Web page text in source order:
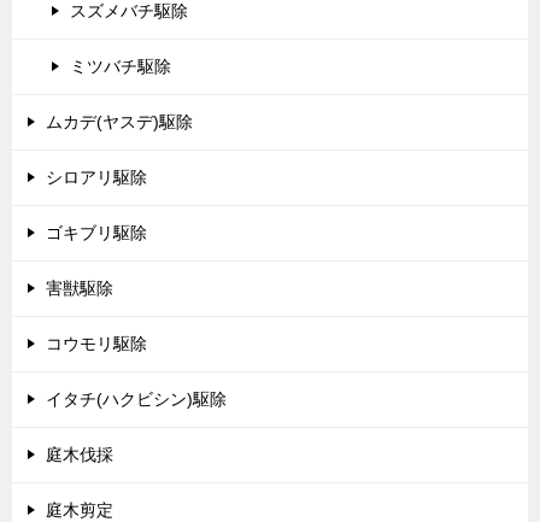
スズメバチ駆除
ミツバチ駆除
ムカデ(ヤスデ)駆除
シロアリ駆除
ゴキブリ駆除
害獣駆除
コウモリ駆除
イタチ(ハクビシン)駆除
庭木伐採
庭木剪定